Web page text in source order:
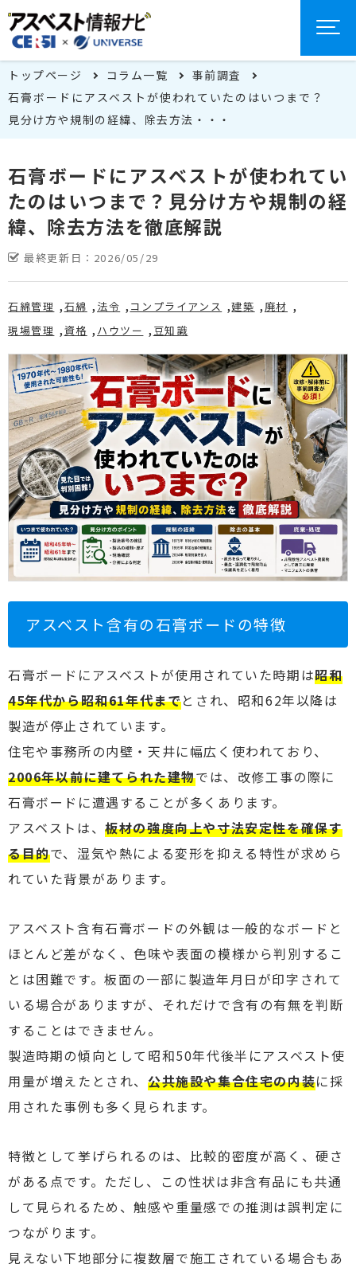
トップページ コラム一覧
事前調査
石膏ボードにアスベストが使われていたのはいつまで？
見分け方や規制の経緯、除去方法・・・
石膏ボードにアスベストが使われてい
たのはいつまで？見分け方や規制の経
緯、除去方法を徹底解説
最終更新日： 2026/05/29
石綿管理 石綿 法令 コンプライアンス 建築
廃材
現場管理
資格 ハウツー 豆知識
アスベスト含有の石膏ボードの特徴
石膏ボードにアスベストが使用されていた時期は昭和
45年代から昭和61年代までとされ、昭和62年以降は
製造が停止されています。
住宅や事務所の内壁・天井に幅広く使われており、
2006年以前に建てられた建物では、改修工事の際に
石膏ボードに遭遇することが多くあります。
アスベストは、板材の強度向上や寸法安定性を確保す
る目的で、湿気や熱による変形を抑える特性が求めら
れていた背景があります。
アスベスト含有石膏ボードの外観は一般的なボードと
ほとんど差がなく、色味や表面の模様から判別するこ
とは困難です。板面の一部に製造年月日が印字されて
いる場合がありますが、それだけで含有の有無を判断
することはできません。
製造時期の傾向として昭和50年代後半にアスベスト使
用量が増えたとされ、 公共施設や集合住宅の内装に採
用された事例も多く見られます。
特徴として挙げられるのは、比較的密度が高く、硬さ
がある点です。ただし、この性状は非含有品にも共通
して見られるため、触感や重量感での推測は誤判定に
つながります。
見えない下地部分に複数層で施工されている場合もあ